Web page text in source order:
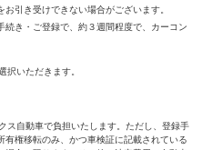
引き受けできない場合がございます。
き・ご登録で、約３週間程度で、カーコン
いただきます。
ス自動車で負担いたします。ただし、登録手
権移転のみ、かつ車検証に記載されている